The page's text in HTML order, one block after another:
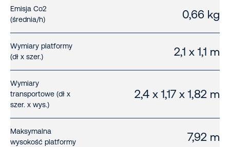
Emisja Co2
(średnia/h)
0,66 kg
Wymiary platformy
(dł x szer.)
2,1 x 1,1 m
Wymiary
transportowe (dł x
szer. x wys.)
2,4 x 1,17 x 1,82 m
Maksymalna
wysokość platformy
7,92 m